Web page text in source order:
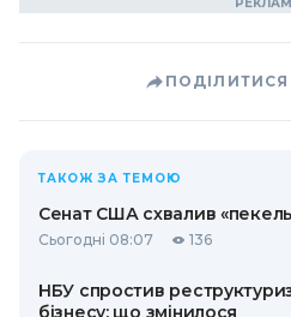
ТАКОЖ ЗА ТЕМОЮ
Сенат США схвалив
Сьогодні 08:07 136
НБУ спростив
бізнесу: що змінилося